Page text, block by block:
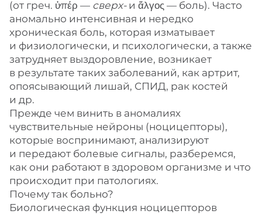
(от греч. ὑπέρ — сверх-и ἄλγος — боль). Часто
аномально интенсивная и нередко
хроническая боль, которая изматывает
и физиологически, и психологически, а также
затрудняет выздоровление, возникает
в результате таких заболеваний, как артрит,
опоясывающий лишай, СПИД, рак костей
и др.
Прежде чем винить в аномалиях
чувствительные нейроны (ноцицепторы),
которые воспринимают, анализируют
и передают болевые сигналы, разберемся,
как они работают в здоровом организме и что
происходит при патологиях.
Почему так больно?
Биологическая функция ноцицепторов